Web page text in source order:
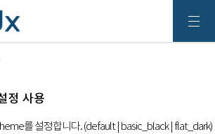
정 사용
를 설정합니다. (default | basic_black | flat_dark)